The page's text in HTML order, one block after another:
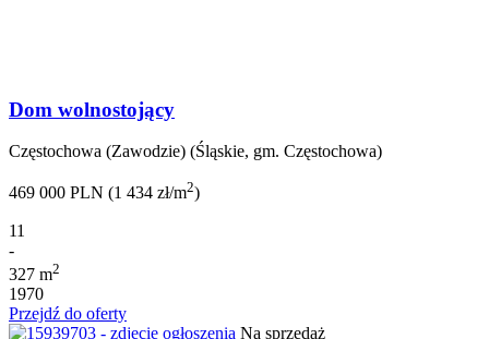
Dom wolnostojący
Częstochowa (Zawodzie) (Śląskie, gm. Częstochowa)
469 000 PLN (1 434 zł/m2)
11
-
327 m2
1970
Przejdź do oferty
Na sprzedaż